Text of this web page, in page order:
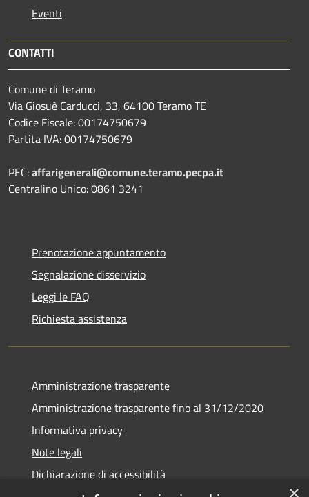
Eventi
CONTATTI
Comune di Teramo
Via Giosuè Carducci, 33, 64100 Teramo TE
Codice Fiscale: 00174750679
Partita IVA: 00174750679
PEC:affarigenerali@comune.teramo.pecpa.it
Centralino Unico: 0861 3241
Prenotazione appuntamento
Segnalazione disservizio
Leggi le FAQ
Richiesta assistenza
Amministrazione trasparente
Amministrazione trasparente fino al 31/12/2020
Informativa privacy
Note legali
Dichiarazione di accessibilità